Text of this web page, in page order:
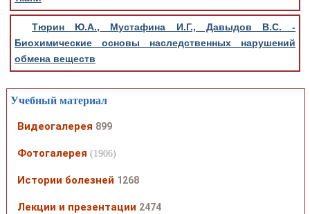
Тюрин Ю.А., Мустафина И.Г., Давыдов В.С. -
Биохимические основы наследственных нарушений
обмена веществ
Учебный материал
Видеогалерея 899
Фотогалерея (1906)
Истории болезней 1268
Лекции и презентации 2474